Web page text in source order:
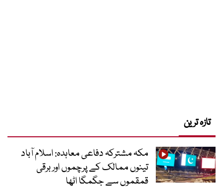
تازہ ترین
مکہ مشترکہ دفاعی معاہدہ: اسلام آباد
تینوں ممالک کے پرچموں اور برقی
قمقموں سے جگمگا اٹھا